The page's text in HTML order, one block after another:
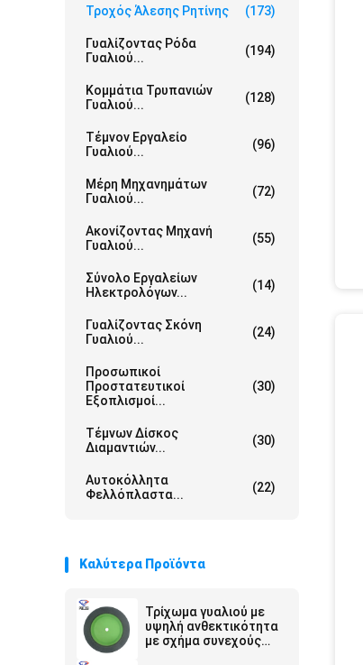
Τροχός Άλεσης Ρητίνης (173)
Γυαλίζοντας Ρόδα
Γυαλιού...
(194)
Κομμάτια Τρυπανιών
Γυαλιού...
(128)
Τέμνον Εργαλείο
Γυαλιού...
(96)
Μέρη Μηχανημάτων
Γυαλιού...
(72)
Ακονίζοντας Μηχανή
Γυαλιού...
(55)
Σύνολο Εργαλείων
Ηλεκτρολόγων...
(14)
Γυαλίζοντας Σκόνη
Γυαλιού...
(24)
Προσωπικοί
Προστατευτικοί
Εξοπλισμοί...
(30)
Τέμνων Δίσκος
Διαμαντιών...
(30)
Αυτοκόλλητα
Φελλόπλαστα...
(22)
Καλύτερα Προϊόντα
Τρίχωμα γυαλιού με
υψηλή ανθεκτικότητα
με σχήμα συνεχούς